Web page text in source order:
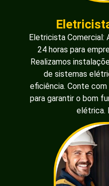
Eletricista Comercial:
24 horas para
Realizamos
de sistemas
eficiência. Conte
para garantir o bom
elétrica.